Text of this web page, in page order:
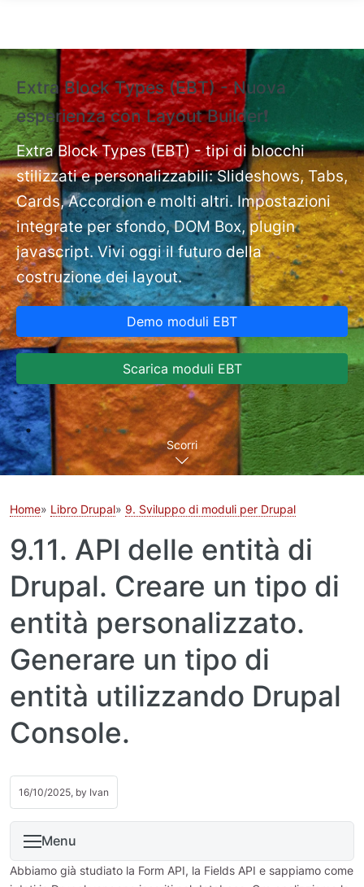
Extra Block Types (EBT) - Nuova
esperienza con Layout Builder❗
Extra Block Types (EBT) - tipi di blocchi
stilizzati e personalizzabili: Slideshows, Tabs,
Cards, Accordion e molti altri. Impostazioni
integrate per sfondo, DOM Box, plugin
javascript. Vivi oggi il futuro della
costruzione dei layout.
Demo moduli EBT
Scarica moduli EBT
Scorri
Home Libro Drupal 9. Sviluppo di moduli per Drupal
9.11. API delle entità di
Drupal. Creare un tipo di
entità personalizzato.
Generare un tipo di
entità utilizzando Drupal
Console.
16/10/2025, by Ivan
Menu
Abbiamo già studiato la Form API, la Fields API e sappiamo come